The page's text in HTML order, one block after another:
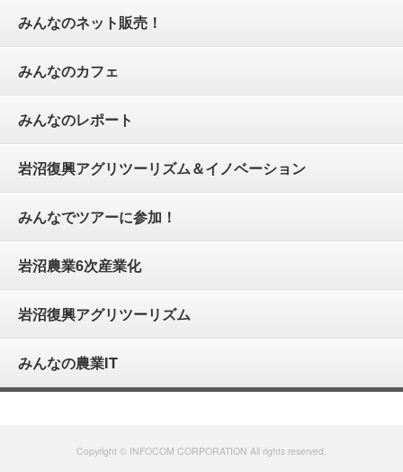
みんなのネット販売！
みんなのカフェ
みんなのレポート
岩沼復興アグリツーリズム＆イノベーション
みんなでツアーに参加！
岩沼農業6次産業化
岩沼復興アグリツーリズム
みんなの農業IT
Copyright © INFOCOM CORPORATION All rights reserved.